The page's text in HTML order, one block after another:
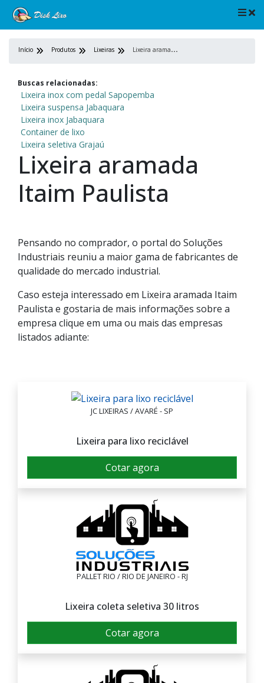
Início Produtos Lixeiras L
ixeira aramada Itaim Paulista
Buscas relacionadas:
Lixeira inox com pedal Sapopemba
Lixeira suspensa Jabaquara
Lixeira inox Jabaquara
Container de lixo
Lixeira seletiva Grajaú
Lixeira aramada
Itaim Paulista
Pensando no comprador, o portal do Soluções
Industriais reuniu a maior gama de fabricantes de
qualidade do mercado industrial.
Caso esteja interessado em Lixeira aramada Itaim
Paulista e gostaria de mais informações sobre a
empresa clique em uma ou mais das empresas
listados adiante:
JC LIXEIRAS / AVARÉ - SP
Lixeira para lixo reciclável
Cotar agora
PALLET RIO / RIO DE JANEIRO - RJ
Lixeira coleta seletiva 30 litros
Cotar agora